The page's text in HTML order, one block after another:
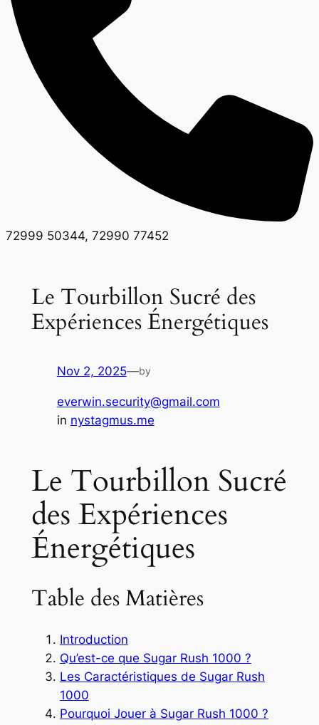
72999 50344, 72990 77452
Le Tourbillon Sucré des
Expériences Énergétiques
Nov 2, 2025—by
everwin.security@gmail.com
in nystagmus.me
Le Tourbillon Sucré
des Expériences
Énergétiques
Table des Matières
Introduction
Qu’est-ce que Sugar Rush 1000 ?
Les Caractéristiques de Sugar Rush
1000
Pourquoi Jouer à Sugar Rush 1000 ?